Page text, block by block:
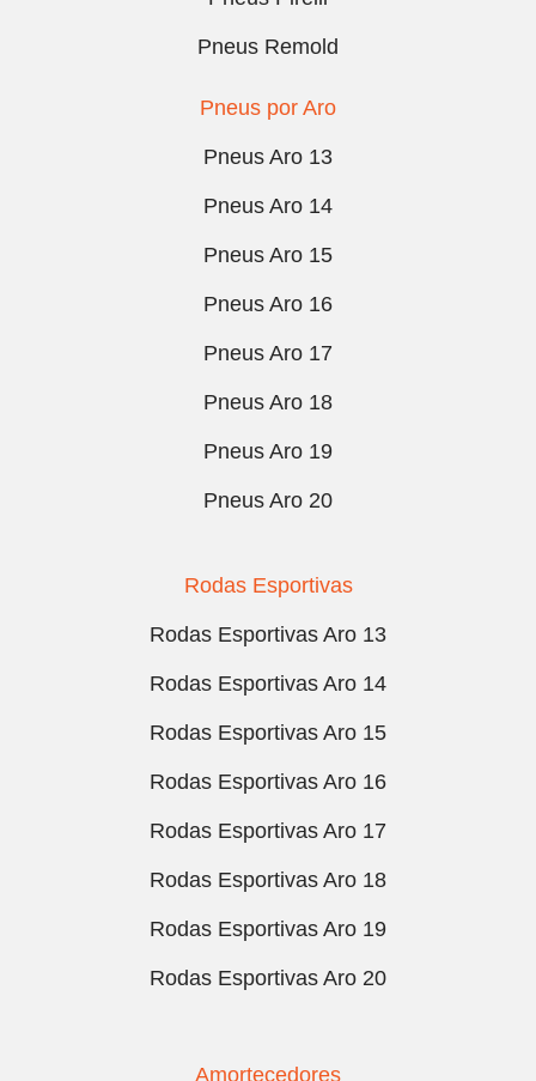
Pneus Remold
Pneus por Aro
Pneus Aro 13
Pneus Aro 14
Pneus Aro 15
Pneus Aro 16
Pneus Aro 17
Pneus Aro 18
Pneus Aro 19
Pneus Aro 20
Rodas Esportivas
Rodas Esportivas Aro 13
Rodas Esportivas Aro 14
Rodas Esportivas Aro 15
Rodas Esportivas Aro 16
Rodas Esportivas Aro 17
Rodas Esportivas Aro 18
Rodas Esportivas Aro 19
Rodas Esportivas Aro 20
Amortecedores